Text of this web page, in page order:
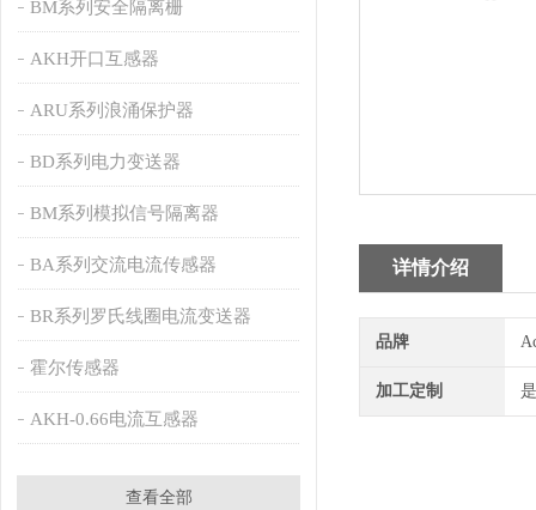
BM系列安全隔离栅
AKH开口互感器
ARU系列浪涌保护器
BD系列电力变送器
BM系列模拟信号隔离器
BA系列交流电流传感器
BR系列罗氏线圈电流变送器
霍尔传感器
AKH-0.66电流互感器
查看全部
详情介绍
品牌
加工定制